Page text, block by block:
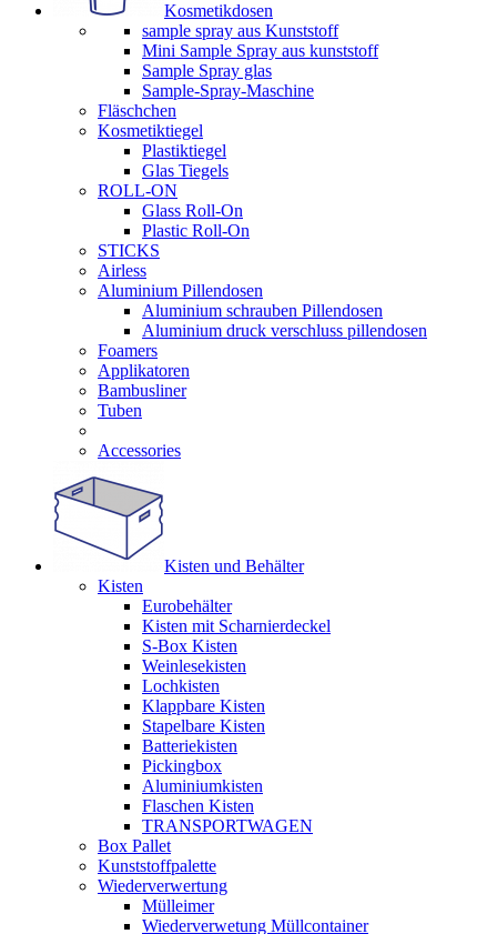
Kosmetikdosen
sample spray aus Kunststoff
Mini Sample Spray aus kunststoff
Sample Spray glas
Sample-Spray-Maschine
Fläschchen
Kosmetiktiegel
Plastiktiegel
Glas Tiegels
ROLL-ON
Glass Roll-On
Plastic Roll-On
STICKS
Airless
Aluminium Pillendosen
Aluminium schrauben Pillendosen
Aluminium druck verschluss pillendosen
Foamers
Applikatoren
Bambusliner
Tuben
Accessories
Kisten und Behälter
Kisten
Eurobehälter
Kisten mit Scharnierdeckel
S-Box Kisten
Weinlesekisten
Lochkisten
Klappbare Kisten
Stapelbare Kisten
Batteriekisten
Pickingbox
Aluminiumkisten
Flaschen Kisten
TRANSPORTWAGEN
Box Pallet
Kunststoffpalette
Wiederverwertung
Mülleimer
Wiederverwetung Müllcontainer